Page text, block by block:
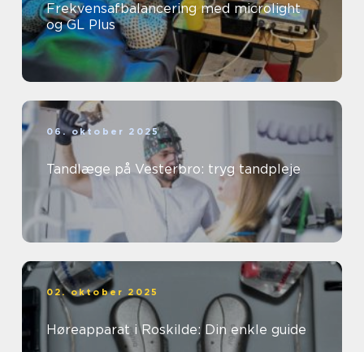
Frekvensafbalancering med microlight
og GL Plus
06. oktober 2025
Tandlæge på Vesterbro: tryg tandpleje
02. oktober 2025
Høreapparat i Roskilde: Din enkle guide